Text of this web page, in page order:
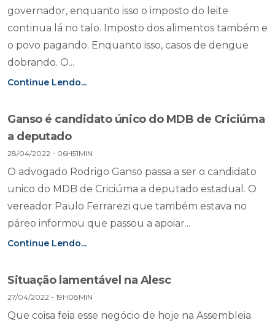
governador, enquanto isso o imposto do leite
continua lá no talo. Imposto dos alimentos também e
o povo pagando. Enquanto isso, casos de dengue
dobrando. O...
Continue Lendo...
Ganso é candidato único do MDB de Criciúma
a deputado
28/04/2022 - 06H51MIN
O advogado Rodrigo Ganso passa a ser o candidato
unico do MDB de Criciúma a deputado estadual. O
vereador Paulo Ferrarezi que também estava no
páreo informou que passou a apoiar...
Continue Lendo...
Situação lamentável na Alesc
27/04/2022 - 19H08MIN
Que coisa feia esse negócio de hoje na Assembleia.